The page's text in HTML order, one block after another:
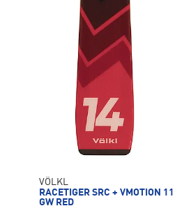
VÖLKL
RACETIGER SRC + VMOTION 11
GW RED